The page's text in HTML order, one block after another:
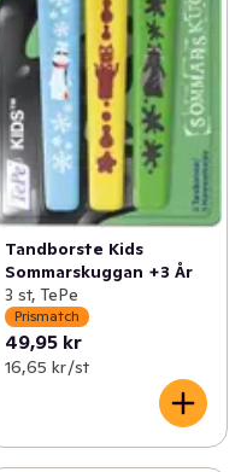
Tandborste Kids
Sommarskuggan +3 År
3 st, TePe
Prismatch
49,95 kr
16,65 kr /st